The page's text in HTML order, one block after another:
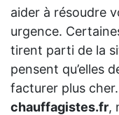
aider à résoudre
urgence.
tirent parti de la
pensent qu’elles
facturer plus
chauffagistes.fr,